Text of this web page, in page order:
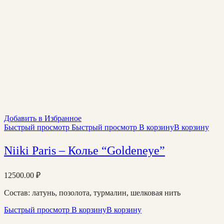
Добавить в Избранное
Быстрый просмотр Быстрый просмотр В корзинуВ корзину
Niiki Paris – Колье “Goldeneye”
12500.00 ₽
Состав: латунь, позолота, турмалин, шелковая нить
Быстрый просмотр В корзинуВ корзину